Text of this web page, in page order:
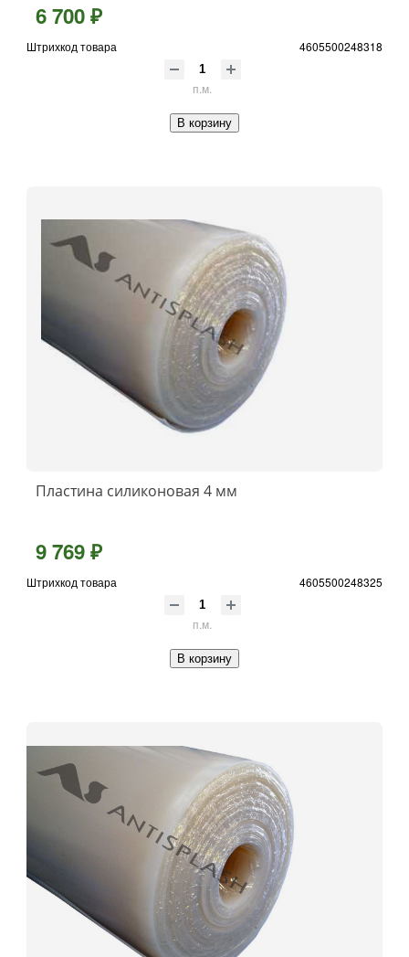
6 700 ₽
Штрихкод товара 4605500248318
п.м.
В корзину
Пластина силиконовая 4 мм
9 769 ₽
Штрихкод товара 4605500248325
п.м.
В корзину